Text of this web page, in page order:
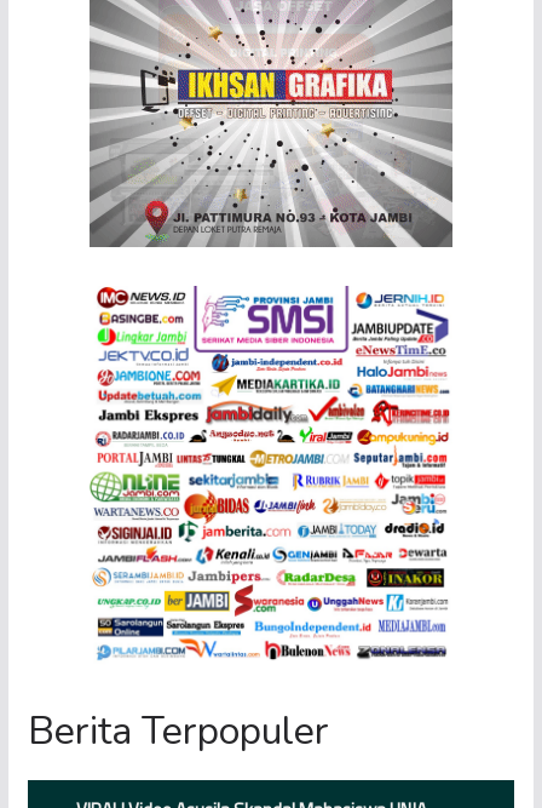
Berita Terpopuler